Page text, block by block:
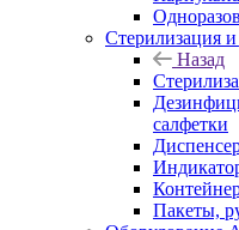
Стерилизация
Назад
салфетки
Пакеты,